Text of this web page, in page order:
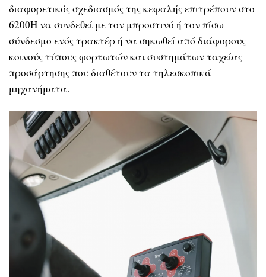
διαφορετικός σχεδιασμός της κεφαλής επιτρέπουν στο
6200H να συνδεθεί με τον μπροστινό ή τον πίσω
σύνδεσμο ενός τρακτέρ ή να σηκωθεί από διάφορους
κοινούς τύπους φορτωτών και συστημάτων ταχείας
προσάρτησης που διαθέτουν τα τηλεσκοπικά
μηχανήματα.